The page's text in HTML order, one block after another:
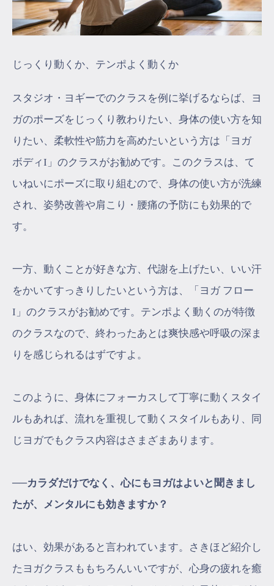
じっくり動くか、テンポよく動くか
スタジオ・ヨギーでのクラスを例に挙げるならば、ヨ
ガのポーズをじっくり教わりたい、身体の使い方を知
りたい、柔軟性や筋力を高めたいという方は「ヨガ
ボディI」のクラスがお勧めです。このクラスは、て
いねいにポーズに取り組むので、身体の使い方が洗練
され、姿勢改善や肩こり・腰痛の予防にも効果的で
す。
一方、動くことが好きな方、代謝を上げたい、いい汗
をかいてすっきりしたいという方は、「ヨガ フロー
I」のクラスがお勧めです。テンポよく動くのが特徴
のクラスなので、終わったあとは爽快感や呼吸の深ま
りを感じられるはずですよ。
このように、身体にフォーカスして丁寧に動くスタイ
ルもあれば、流れを重視して動くスタイルもあり、同
じヨガでもクラス内容はさまざまあります。
──カラダだけでなく、心にもヨガはよいと聞きまし
たが、メンタルにも効きますか？
はい、効果があると言われています。さきほど紹介し
たヨガクラスももちろんいいですが、心身の疲れを癒